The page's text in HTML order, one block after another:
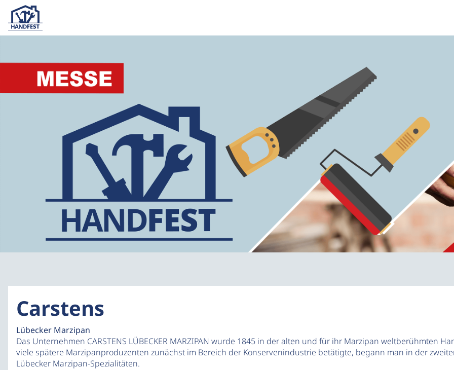
Carstens
Lübecker Marzipan
Das Unternehmen CARSTENS LÜBECKER MARZIPAN wurde 1845 in der alten und für ihr Marzipan weltberühmten
viele spätere Marzipanproduzenten zunächst im Bereich der Konservenindustrie betätigte, begann man in der
Lübecker Marzipan-Spezialitäten.